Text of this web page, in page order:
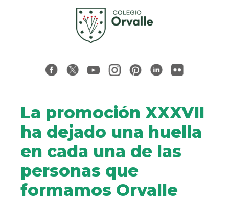
La promoción XXXVII
ha dejado una huella
en cada una de las
personas que
formamos Orvalle